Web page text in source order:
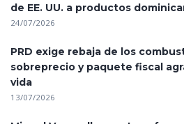
de EE. UU. a productos
24/07/2026
PRD exige rebaja de los
sobreprecio y paquete fiscal
vida
13/07/2026